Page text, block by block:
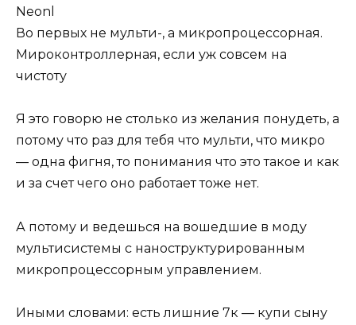
Neonl
Во первых не мульти-, а микропроцессорная.
Мироконтроллерная, если уж совсем на
чистоту
Я это говорю не столько из желания понудеть, а
потому что раз для тебя что мульти, что микро
— одна фигня, то понимания что это такое и как
и за счет чего оно работает тоже нет.
А потому и ведешься на вошедшие в моду
мультисистемы с наноструктурированным
микропроцессорным управлением.
Иными словами: есть лишние 7к — купи сыну